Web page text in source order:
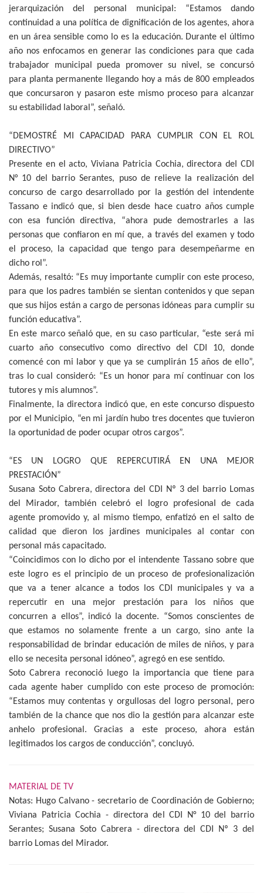
jerarquización del personal municipal: “Estamos dando
continuidad a una política de dignificación de los agentes, ahora
en un área sensible como lo es la educación. Durante el último
año nos enfocamos en generar las condiciones para que cada
trabajador municipal pueda promover su nivel, se concursó
para planta permanente llegando hoy a más de 800 empleados
que concursaron y pasaron este mismo proceso para alcanzar
su estabilidad laboral”, señaló.
“DEMOSTRÉ MI CAPACIDAD PARA CUMPLIR CON EL ROL
DIRECTIVO”
Presente en el acto, Viviana Patricia Cochia, directora del CDI
N° 10 del barrio Serantes, puso de relieve la realización del
concurso de cargo desarrollado por la gestión del intendente
Tassano e indicó que, si bien desde hace cuatro años cumple
con esa función directiva, “ahora pude demostrarles a las
personas que confiaron en mí que, a través del examen y todo
el proceso, la capacidad que tengo para desempeñarme en
dicho rol”.
Además, resaltó: “Es muy importante cumplir con este proceso,
para que los padres también se sientan contenidos y que sepan
que sus hijos están a cargo de personas idóneas para cumplir su
función educativa”.
En este marco señaló que, en su caso particular, “este será mi
cuarto año consecutivo como directivo del CDI 10, donde
comencé con mi labor y que ya se cumplirán 15 años de ello”,
tras lo cual consideró: “Es un honor para mí continuar con los
tutores y mis alumnos”.
Finalmente, la directora indicó que, en este concurso dispuesto
por el Municipio, “en mi jardín hubo tres docentes que tuvieron
la oportunidad de poder ocupar otros cargos”.
“ES UN LOGRO QUE REPERCUTIRÁ EN UNA MEJOR
PRESTACIÓN”
Susana Soto Cabrera, directora del CDI Nº 3 del barrio Lomas
del Mirador, también celebró el logro profesional de cada
agente promovido y, al mismo tiempo, enfatizó en el salto de
calidad que dieron los jardines municipales al contar con
personal más capacitado.
“Coincidimos con lo dicho por el intendente Tassano sobre que
este logro es el principio de un proceso de profesionalización
que va a tener alcance a todos los CDI municipales y va a
repercutir en una mejor prestación para los niños que
concurren a ellos”, indicó la docente. “Somos conscientes de
que estamos no solamente frente a un cargo, sino ante la
responsabilidad de brindar educación de miles de niños, y para
ello se necesita personal idóneo”, agregó en ese sentido.
Soto Cabrera reconoció luego la importancia que tiene para
cada agente haber cumplido con este proceso de promoción:
“Estamos muy contentas y orgullosas del logro personal, pero
también de la chance que nos dio la gestión para alcanzar este
anhelo profesional. Gracias a este proceso, ahora están
legitimados los cargos de conducción”, concluyó.
MATERIAL DE TV
Notas: Hugo Calvano - secretario de Coordinación de Gobierno;
Viviana Patricia Cochia - directora del CDI N° 10 del barrio
Serantes; Susana Soto Cabrera - directora del CDI Nº 3 del
barrio Lomas del Mirador.